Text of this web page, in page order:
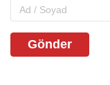
Gönder